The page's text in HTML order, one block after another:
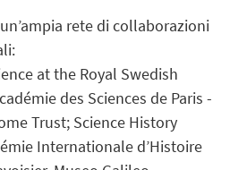
rete di collaborazioni
at the Royal Swedish
des Sciences de Paris -
Trust; Science History
Internationale d’Histoire